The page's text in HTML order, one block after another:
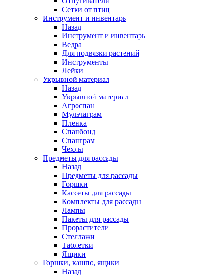
Сетки от птиц
Инструмент и инвентарь
Назад
Инструмент и инвентарь
Ведра
Для подвязки растений
Инструменты
Лейки
Укрывной материал
Назад
Укрывной материал
Агроспан
Мульчаграм
Пленка
Спанбонд
Спанграм
Чехлы
Предметы для рассады
Назад
Предметы для рассады
Горшки
Кассеты для рассады
Комплекты для рассады
Лампы
Пакеты для рассады
Прорастители
Стеллажи
Таблетки
Ящики
Горшки, кашпо, ящики
Назад